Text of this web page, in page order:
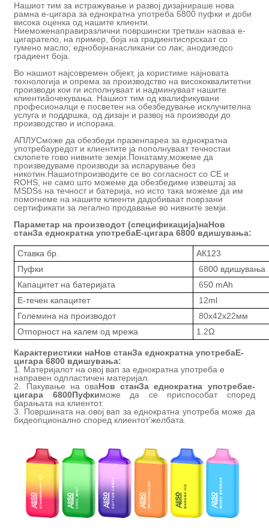
Нашиот тим за истражување и развој дизајнираше нова
рамна е-цигара за еднократна употреба 6800 пуфки и доби
висока оценка од нашите клиенти.
Ниеможенаправиразлични површински третман наоваа е-
цигаратело, на пример, боја на градиентиспрскаат со
гумено масло;еднобојнанасликани со лак; анодизедсо
градиент боја.
Во нашиот најсовремен објект, ја користиме најновата
технологија и опрема за производство на висококвалитетни
производи кои ги исполнуваат и надминуваат нашите
клиентиâочекувања. Нашиот тим од квалификувани
професионалци е посветен на обезбедување исклучителна
услуга и поддршка, од дизајн и развој на производи до
производство и испорака.
АПЛУСможе да обезбеди празенпареа за еднократна
употребауредот и клиентите ја пополнуваат течностаи
склопете гово нивните земји.Понатаму,можеме да
произведуваме производи за испарување без
никотин.Нашиотпроизводите се во согласност со CE и
ROHS, не само што можеме да обезбедиме извештај за
MSDSs на течност и батерија, но исто така можеме да им
помогнеме на нашите клиенти дадобиваат поврзани
сертификати за легално продавање во нивните земји.
Параметар на производот (спецификација)наНов
станЗа еднократна употребаЕ-цигара 6800 вдишувања:
Ставка бр. АК123
Пуфки
6800 вдишувања
Капацитет на батеријата
650 mAh
Е-течен капацитет
12ml
Големина на производот
80x42x22мм
Отпорност на калем од мрежа
1.2Ω
Карактеристики наНов станЗа еднократна употребаЕ-
цигара 6800 вдишувања:
1. Материјалот на овој вап за еднократна употреба е
направен одпластичен материјал.
2. Пакување на оваНов станЗа еднократна употребае-
цигара 6800Пуфкиможе да се приспособат според
барањата на клиентот.
3. Површината на овој вап за еднократна употреба може да
бидеопционално според клиентот’желбата.